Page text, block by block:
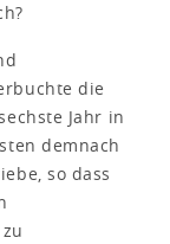
die
Jahr in
demnach
so dass